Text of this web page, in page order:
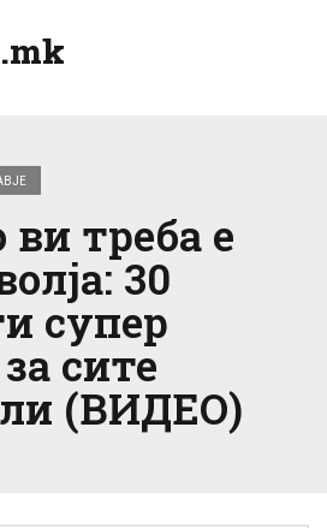
треба е
30
супер
сите
(ВИДЕО)